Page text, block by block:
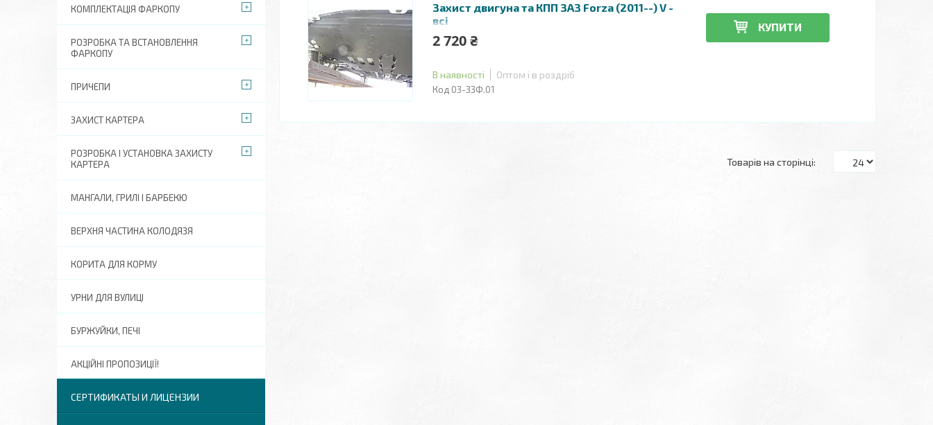
КУПИТИ
Захист двигуна та КПП ЗАЗ Forza (2011--) V -
всі
2 720 ₴
В наявності Оптом і в роздріб
03-ЗЗФ.01
КОМПЛЕКТАЦІЯ ФАРКОПУ
РОЗРОБКА ТА ВСТАНОВЛЕННЯ
ФАРКОПУ
ПРИЧЕПИ
ЗАХИСТ КАРТЕРА
РОЗРОБКА І УСТАНОВКА ЗАХИСТУ
КАРТЕРА
МАНГАЛИ, ГРИЛІ І БАРБЕКЮ
ВЕРХНЯ ЧАСТИНА КОЛОДЯЗЯ
КОРИТА ДЛЯ КОРМУ
УРНИ ДЛЯ ВУЛИЦІ
БУРЖУЙКИ, ПЕЧІ
АКЦІЙНІ ПРОПОЗИЦІЇ!
СЕРТИФИКАТЫ И ЛИЦЕНЗИИ